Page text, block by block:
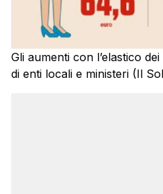
Gli aumenti con l’elastico
di enti locali e ministeri (Il